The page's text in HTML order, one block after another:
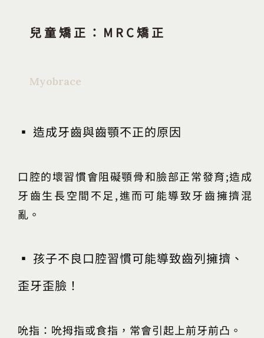
兒童矯正：MRC矯正
Myobrace
▪ 造成牙齒與齒顎不正的原因
口腔的壞習慣會阻礙顎骨和臉部正常發育;造成
牙齒生長空間不足,進而可能導致牙齒擁擠混
亂。
▪ 孩子不良口腔習慣可能導致齒列擁擠、
歪牙歪臉！
吮指：吮拇指或食指，常會引起上前牙前凸。